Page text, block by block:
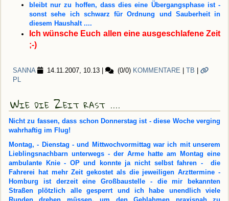
bleibt nur zu hoffen, dass dies eine Übergangsphase ist -
sonst sehe ich schwarz für Ordnung und Sauberheit in
diesem Haushalt ....
Ich wünsche Euch allen eine ausgeschlafene Zeit
;-)
SANNA 14.11.2007, 10.13 (0/0) KOMMENTARE TB
PL
Wie die Zeit rast ....
Nicht zu fassen, dass schon Donnerstag ist - diese Woche verging
wahrhaftig im Flug!
Montag, - Dienstag - und Mittwochvormittag war ich mit unserem
Lieblingsnachbarn unterwegs - der Arme hatte am Montag eine
ambulante Knie - OP und konnte ja nicht selbst fahren - die
Fahrerei hat mehr Zeit gekostet als die jeweiligen Arzttermine -
Homburg ist derzeit eine Großbaustelle - die mir bekannten
Straßen plötzlich alle gesperrt und ich habe unendlich viele